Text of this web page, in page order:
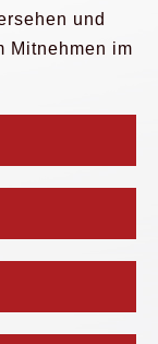
und
Mitnehmen im